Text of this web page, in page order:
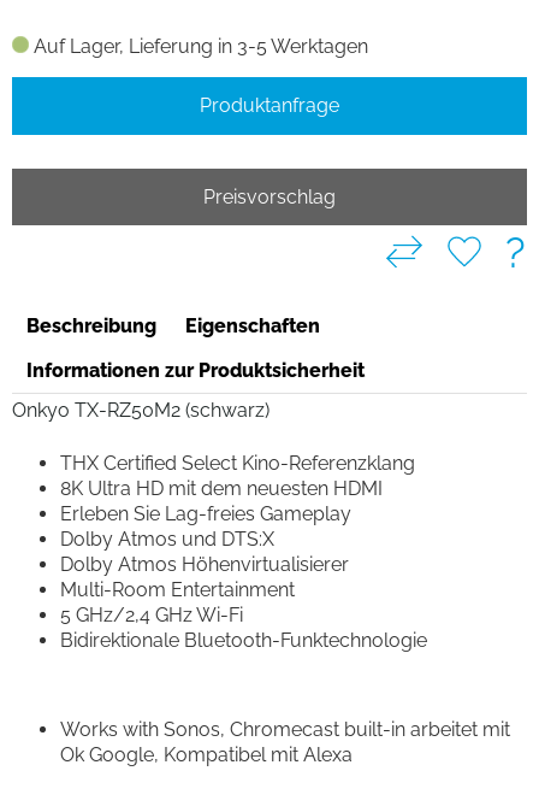
Auf Lager, Lieferung in 3-5 Werktagen
Produktanfrage
Preisvorschlag
?
Beschreibung
Eigenschaften
Informationen zur Produktsicherheit
Onkyo TX-RZ50M2 (schwarz)
THX Certified Select Kino-Referenzklang
8K Ultra HD mit dem neuesten HDMI
Erleben Sie Lag-freies Gameplay
Dolby Atmos und DTS:X
Dolby Atmos Höhenvirtualisierer
Multi-Room Entertainment
5 GHz/2,4 GHz Wi-Fi
Bidirektionale Bluetooth-Funktechnologie
Works with Sonos, Chromecast built-in arbeitet mit
Ok Google, Kompatibel mit Alexa